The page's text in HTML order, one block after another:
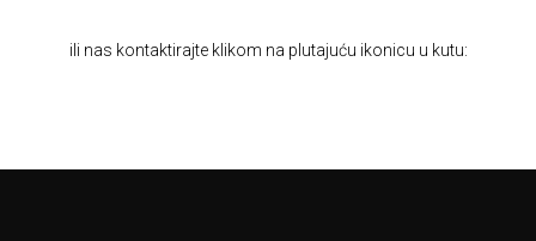
ili nas kontaktirajte klikom na plutajuću ikonicu u kutu: